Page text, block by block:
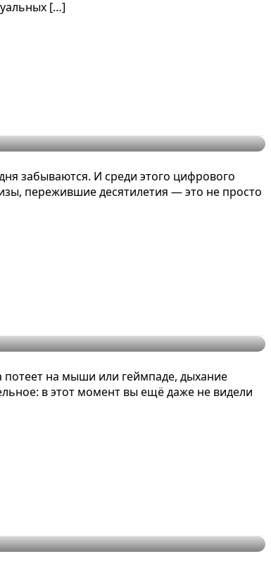
[…]
забываются. И среди этого цифрового
пережившие десятилетия — это не просто
потеет на мыши или геймпаде, дыхание
в этот момент вы ещё даже не видели